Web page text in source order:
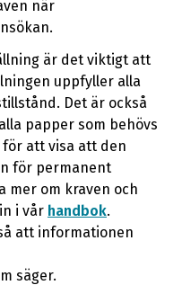
när
är det viktigt att
uppfyller alla
Det är också
papper som behövs
att visa att den
för permanent
mer om kraven och
i vår handbok.
att informationen
säger.